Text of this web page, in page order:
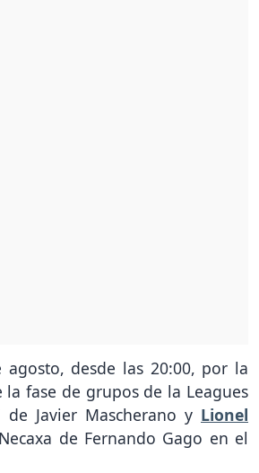
agosto, desde las 20:00, por la
la fase de grupos de la Leagues
Javier Mascherano y Lionel
de Fernando Gago en el